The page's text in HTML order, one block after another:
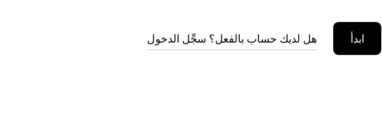
ابدأ هل لديك حساب بالفعل؟ سجِّل الدخول